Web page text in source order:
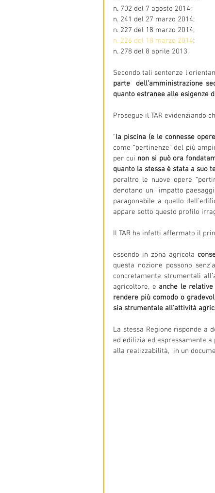
n. 702 del 7 agosto 2014;
n. 241 del 27 marzo 2014;
n. 227 del 18 marzo 2014;
n. 226 del 18 marzo 2014;
n. 278 del 8 aprile 2013.
Secondo tali sentenze
parte  dell’amministrazione
quanto estranee alle esigenze
Prosegue il TAR evidenziando
“la piscina (e le connesse
come “pertinenze” del più
per cui non si può ora
quanto la stessa è stata a suo
peraltro le nuove opere
denotano un “impatto
paragonabile a quello
appare sotto questo profilo
Il TAR ha infatti affermato il
essendo in zona agricola
questa nozione possono
concretamente strumentali
agricoltore, e anche le
rendere più comodo o
sia strumentale all’attività
La stessa Regione risponde a
ed edilizia ed espressamente
alla realizzabilità,  in un